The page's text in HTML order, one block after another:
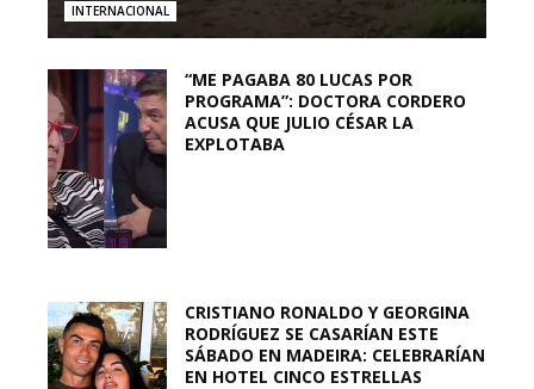
INTERNACIONAL
“ME PAGABA 80 LUCAS POR
PROGRAMA”: DOCTORA CORDERO
ACUSA QUE JULIO CÉSAR LA
EXPLOTABA
CRISTIANO RONALDO Y GEORGINA
RODRÍGUEZ SE CASARÍAN ESTE
SÁBADO EN MADEIRA: CELEBRARÍAN
EN HOTEL CINCO ESTRELLAS